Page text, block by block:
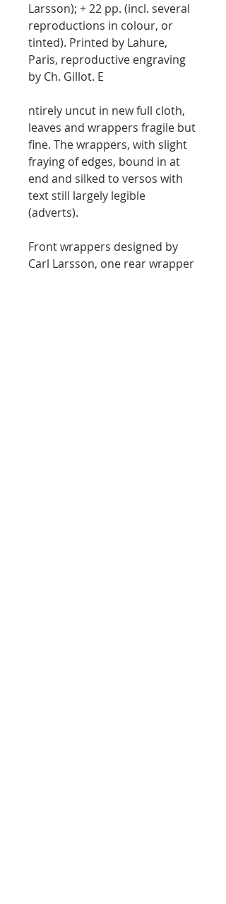
Larsson); + 22 pp. (incl. several
reproductions in colour, or
tinted). Printed by Lahure,
Paris, reproductive engraving
by Ch. Gillot. E
ntirely uncut in new full cloth,
leaves and wrappers fragile but
fine. The wrappers, with slight
fraying of edges, bound in at
end and silked to versos with
text still largely legible
(adverts).
Front wrappers designed by
Carl Larsson, one rear wrapper